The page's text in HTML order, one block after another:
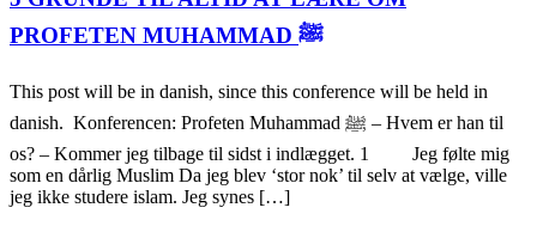
PROFETEN MUHAMMAD ﷺ
This post will be in danish, since this conference will be held in
danish. Konferencen: Profeten Muhammad ﷺ – Hvem er han til
os? – Kommer jeg tilbage til sidst i indlægget. 1 Jeg følte mig
som en dårlig Muslim Da jeg blev ‘stor nok’ til selv at vælge, ville
jeg ikke studere islam. Jeg synes […]